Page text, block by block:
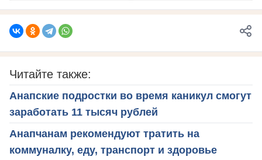
Читайте также:
Анапские подростки во время каникул смогут
заработать 11 тысяч рублей
Анапчанам рекомендуют тратить на
коммуналку, еду, транспорт и здоровье